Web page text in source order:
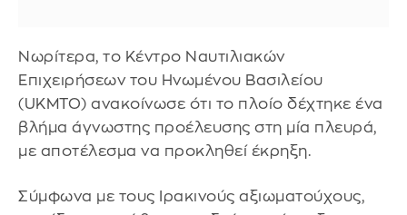
Νωρίτερα, το Κέντρο Ναυτιλιακών
Επιχειρήσεων του Ηνωμένου Βασιλείου
(UKMTO) ανακοίνωσε ότι το πλοίο δέχτηκε ένα
βλήμα άγνωστης προέλευσης στη μία πλευρά,
με αποτέλεσμα να προκληθεί έκρηξη.
Σύμφωνα με τους Ιρακινούς αξιωματούχους,